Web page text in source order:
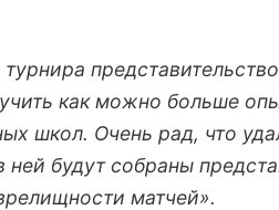
как можно больше
школ. Очень рад, что
будут собраны
матчей».